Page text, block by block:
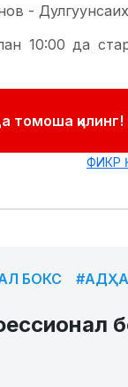
-
10:00 да
томоша қилинг!
ФИКР
БОКС